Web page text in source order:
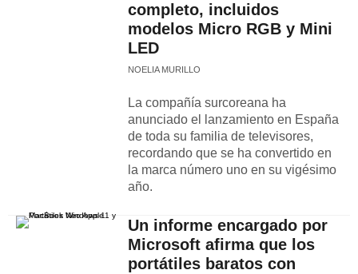
completo, incluidos
modelos Micro RGB y Mini
LED
NOELIA MURILLO
La compañía surcoreana ha
anunciado el lanzamiento en España
de toda su familia de televisores,
recordando que se ha convertido en
la marca número uno en su vigésimo
año.
Un informe encargado por
Microsoft afirma que los
portátiles baratos con